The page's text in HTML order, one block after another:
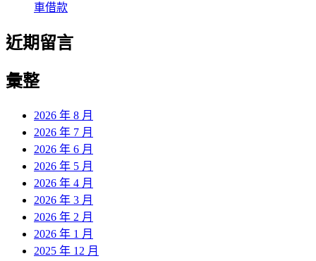
車借款
近期留言
彙整
2026 年 8 月
2026 年 7 月
2026 年 6 月
2026 年 5 月
2026 年 4 月
2026 年 3 月
2026 年 2 月
2026 年 1 月
2025 年 12 月